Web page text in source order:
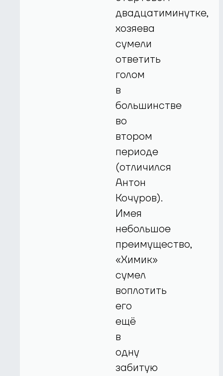
двадцатиминутке,
хозяева
сумели
ответить
голом
в
большинстве
во
втором
периоде
(отличился
Антон
Кочуров).
Имея
небольшое
преимущество,
«Химик»
сумел
воплотить
его
ещё
в
одну
забитую